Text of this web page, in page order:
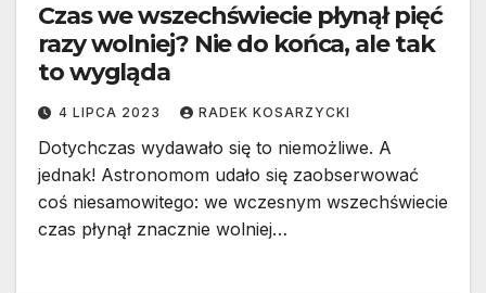
Czas we wszechświecie płynął pięć
razy wolniej? Nie do końca, ale tak
to wygląda
4 LIPCA 2023 RADEK KOSARZYCKI
Dotychczas wydawało się to niemożliwe. A
jednak! Astronomom udało się zaobserwować
coś niesamowitego: we wczesnym wszechświecie
czas płynął znacznie wolniej…